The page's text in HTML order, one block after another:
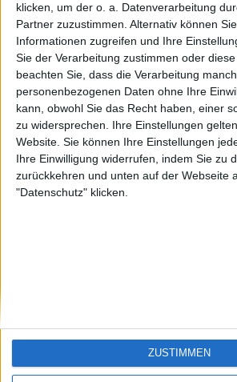
klicken, um der o. a. Datenverarbeitung
Partner zuzustimmen. Alternativ können
Informationen zugreifen und Ihre
Sie der Verarbeitung zustimmen oder
beachten Sie, dass die Verarbeitung
personenbezogenen Daten ohne Ihre
kann, obwohl Sie das Recht haben, einer
zu widersprechen. Ihre Einstellungen
Website. Sie können Ihre Einstellungen
Ihre Einwilligung widerrufen, indem Sie zu
zurückkehren und unten auf der Webseite
"Datenschutz" klicken.
ZUSTIMMEN
Funny1
Santiago-de-
Cuba
Si vous êtes francophone, vous
🇺🇸 We noticed
from an English-
country
Join our American version
among the firsts to submit
on our
Let's visit